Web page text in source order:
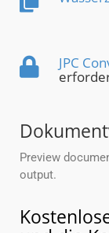
JPC
Preview
output.